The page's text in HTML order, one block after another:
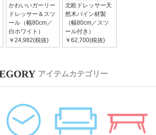
かわいいガーリー
ドレッサー＆スツ
ール（幅80cm／
白ホワイト）
￥24,982(税抜)
北欧ドレッサー天
然木パイン材製
（幅80cm／スツ
ール付き）
￥62,700(税抜)
アイテムカテゴリー